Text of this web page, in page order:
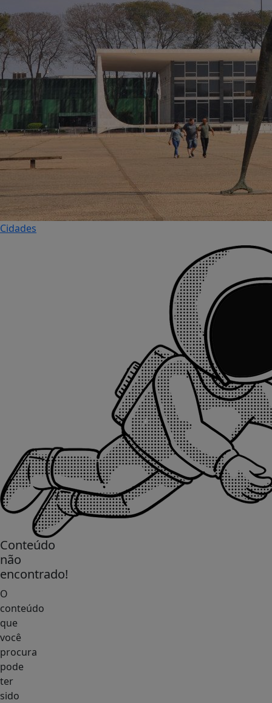
Cidades
Conteúdo
não
encontrado!
O
conteúdo
que
você
procura
pode
ter
sido